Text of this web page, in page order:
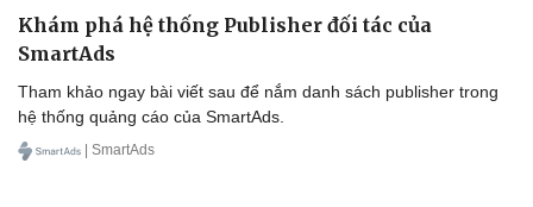
Khám phá hệ thống Publisher đối tác của
SmartAds
Tham khảo ngay bài viết sau để nắm danh sách publisher trong
hệ thống quảng cáo của SmartAds.
| SmartAds